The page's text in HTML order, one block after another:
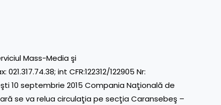
Mass-Media şi
CFR:122312/122905 Nr:
10 septembrie 2015 Compania Naţională de
se va relua circulaţia pe secţia Caransebeş –